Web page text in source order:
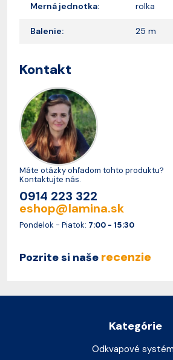
Merná jednotka: rolka
Balenie: 25 m
Kontakt
Máte otázky ohľadom tohto produktu?
Kontaktujte nás.
0914 223 322
eshop@lamina.sk
Pondelok - Piatok: 7:00 - 15:30
Pozrite si naše recenzie
Kategórie
Odkvapové